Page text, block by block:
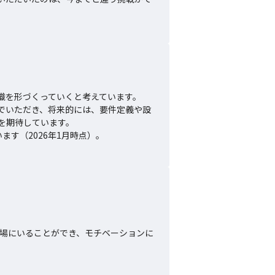
形づくっていくと考えています。
いただき、将来的には、要件定義や設
待しています。
す（2026年1月時点）。
にいることができ、モチベーションに